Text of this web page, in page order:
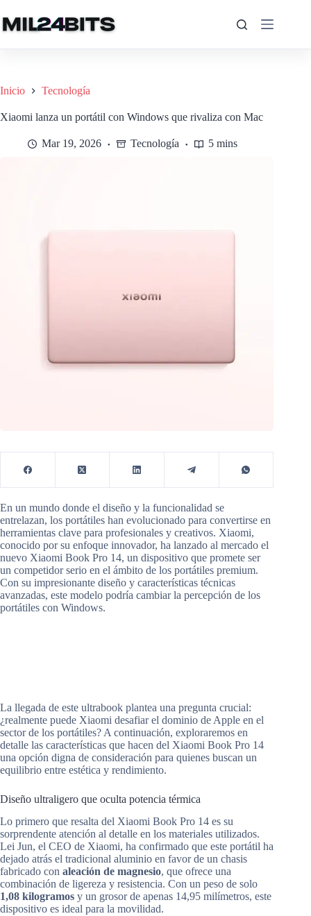
al
contenido
Inicio Tecnología
Xiaomi lanza un portátil con Windows que rivaliza con Mac
Mar 19, 2026 Tecnología 5 mins
En un mundo donde el diseño y la funcionalidad se
entrelazan, los portátiles han evolucionado para convertirse en
herramientas clave para profesionales y creativos. Xiaomi,
conocido por su enfoque innovador, ha lanzado al mercado el
nuevo Xiaomi Book Pro 14, un dispositivo que promete ser
un competidor serio en el ámbito de los portátiles premium.
Con su impresionante diseño y características técnicas
avanzadas, este modelo podría cambiar la percepción de los
portátiles con Windows.
La llegada de este ultrabook plantea una pregunta crucial:
¿realmente puede Xiaomi desafiar el dominio de Apple en el
sector de los portátiles? A continuación, exploraremos en
detalle las características que hacen del Xiaomi Book Pro 14
una opción digna de consideración para quienes buscan un
equilibrio entre estética y rendimiento.
Diseño ultraligero que oculta potencia térmica
Lo primero que resalta del Xiaomi Book Pro 14 es su
sorprendente atención al detalle en los materiales utilizados.
Lei Jun, el CEO de Xiaomi, ha confirmado que este portátil ha
dejado atrás el tradicional aluminio en favor de un chasis
fabricado con aleación de magnesio, que ofrece una
combinación de ligereza y resistencia. Con un peso de solo
1,08 kilogramos y un grosor de apenas 14,95 milímetros, este
dispositivo es ideal para la movilidad.